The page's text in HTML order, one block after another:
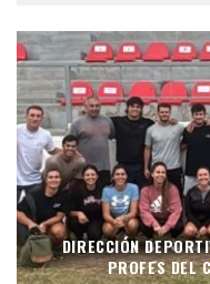
DIRECCIÓN
PROFES DEL